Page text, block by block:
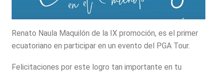
Renato Naula Maquilón de la IX promoción, es el primer
ecuatoriano en participar en un evento del PGA Tour.
Felicitaciones por este logro tan importante en tu